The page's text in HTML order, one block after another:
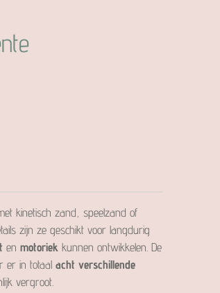
kinetisch zand, speelzand of
zijn ze geschikt voor langdurig
en motoriek kunnen ontwikkelen. De
er in totaal acht verschillende
vergroot.